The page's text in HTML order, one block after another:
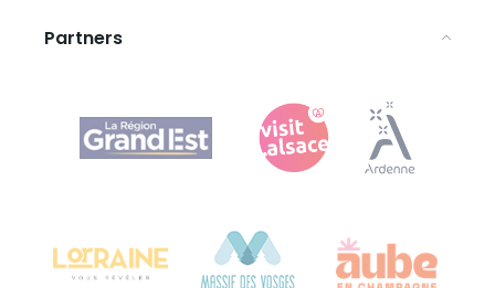
Agence Régionale du Tourisme Grand Est
Bureau de Colmar (hoofdkantoor)
Partners